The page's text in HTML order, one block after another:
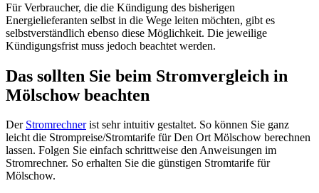
Für Verbraucher, die die Kündigung des bisherigen
Energielieferanten selbst in die Wege leiten möchten, gibt es
selbstverständlich ebenso diese Möglichkeit. Die jeweilige
Kündigungsfrist muss jedoch beachtet werden.
Das sollten Sie beim Stromvergleich in
Mölschow beachten
Der Stromrechnerist sehr intuitiv gestaltet. So können Sie ganz
leicht die Strompreise/Stromtarife für Den Ort Mölschow berechnen
lassen. Folgen Sie einfach schrittweise den Anweisungen im
Stromrechner. So erhalten Sie die günstigen Stromtarife für
Mölschow.